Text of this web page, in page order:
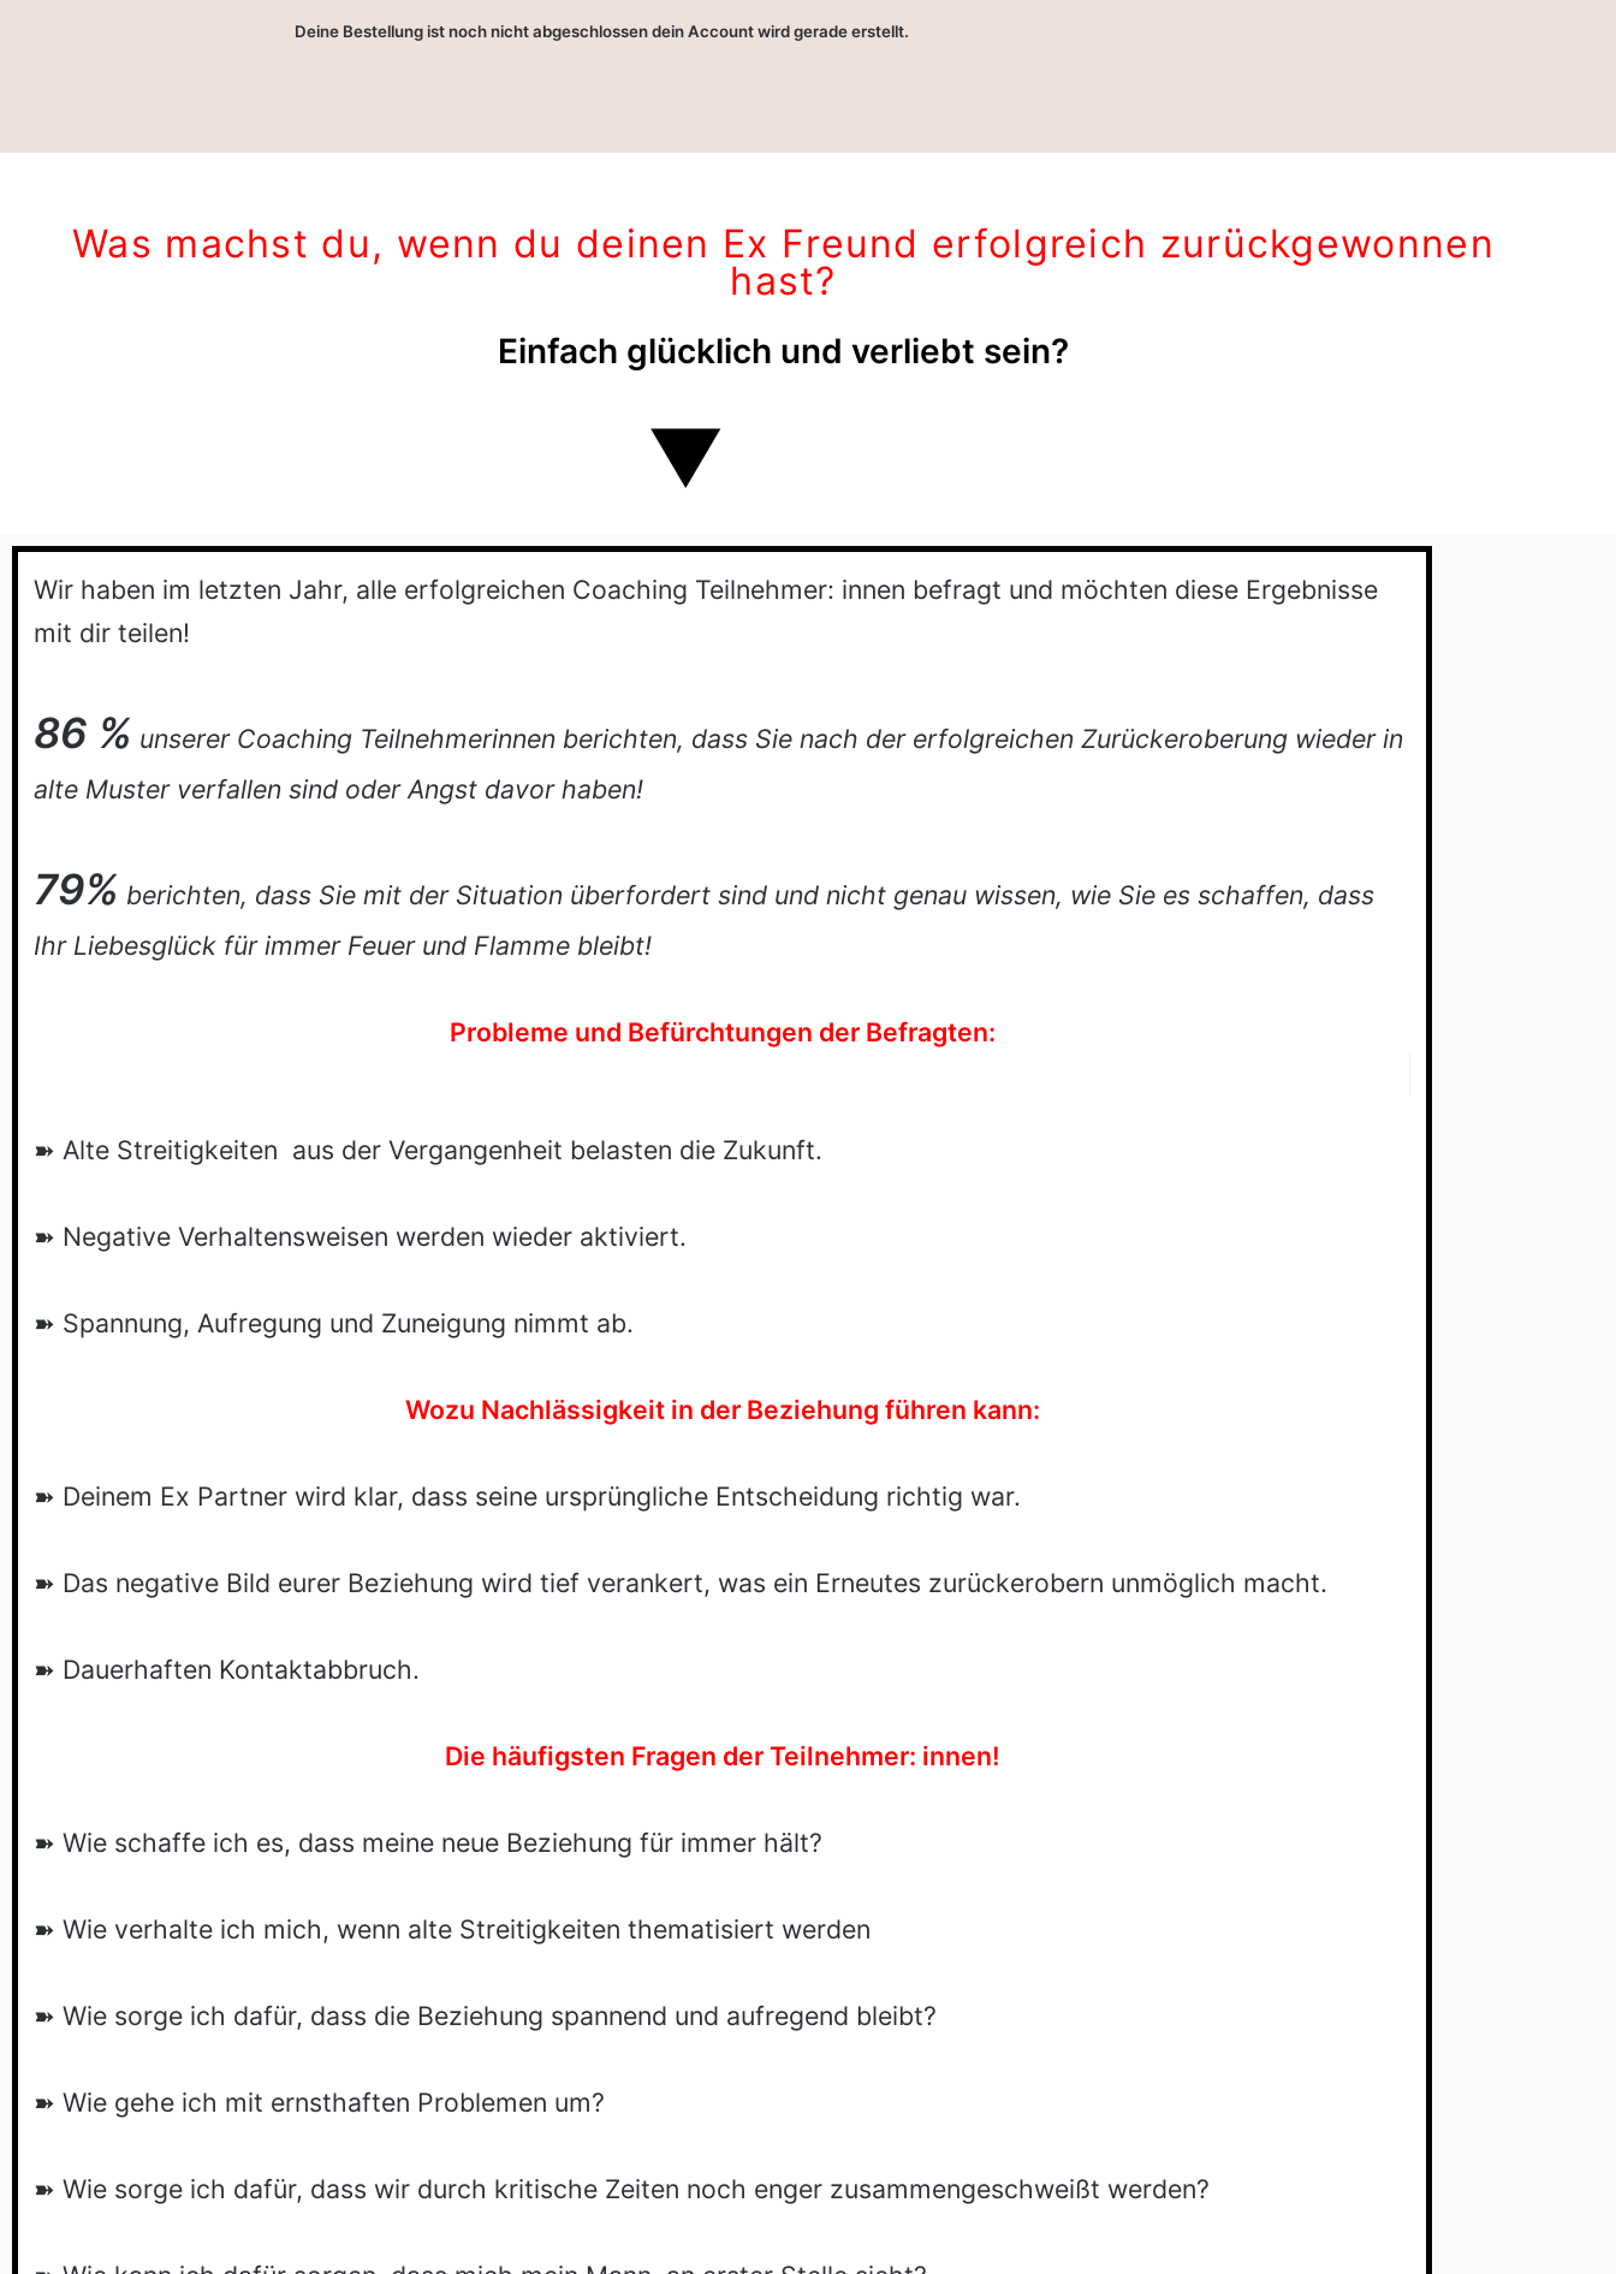
Deine Bestellung ist noch nicht abgeschlossen dein Account wird gerade erstellt.
Was machst du, wenn du deinen Ex Freund erfolgreich zurückgewonnen
hast?
Einfach glücklich und verliebt sein?
▼
Wir haben im letzten Jahr, alle erfolgreichen Coaching Teilnehmer: innen befragt und möchten diese Ergebnisse
mit dir teilen!
86 % unserer Coaching Teilnehmerinnen berichten, dass Sie nach der erfolgreichen Zurückeroberung wieder in
alte Muster verfallen sind oder Angst davor haben!
79% berichten, dass Sie mit der Situation überfordert sind und nicht genau wissen, wie Sie es schaffen, dass
Ihr Liebesglück für immer Feuer und Flamme bleibt!
Probleme und Befürchtungen der Befragten:
➽ Alte Streitigkeiten aus der Vergangenheit belasten die Zukunft.
➽ Negative Verhaltensweisen werden wieder aktiviert.
➽ Spannung, Aufregung und Zuneigung nimmt ab.
Wozu Nachlässigkeit in der Beziehung führen kann:
➽ Deinem Ex Partner wird klar, dass seine ursprüngliche Entscheidung richtig war.
➽ Das negative Bild eurer Beziehung wird tief verankert, was ein Erneutes zurückerobern unmöglich macht.
➽ Dauerhaften Kontaktabbruch.
Die häufigsten Fragen der Teilnehmer: innen!
➽ Wie schaffe ich es, dass meine neue Beziehung für immer hält?
➽ Wie verhalte ich mich, wenn alte Streitigkeiten thematisiert werden
➽ Wie sorge ich dafür, dass die Beziehung spannend und aufregend bleibt?
➽ Wie gehe ich mit ernsthaften Problemen um?
➽ Wie sorge ich dafür, dass wir durch kritische Zeiten noch enger zusammengeschweißt werden?